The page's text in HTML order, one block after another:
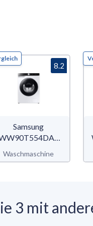
Samsung
Waschmaschine
8.2
3 mit